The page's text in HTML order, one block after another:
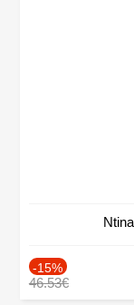
-15%
46.53€